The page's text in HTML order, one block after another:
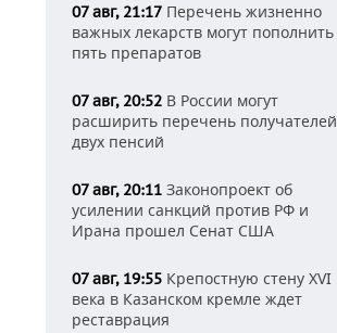
07 авг, 21:17 Перечень жизненно
важных лекарств могут пополнить
пять препаратов
07 авг, 20:52 В России могут
расширить перечень получателей
двух пенсий
07 авг, 20:11 Законопроект об
усилении санкций против РФ и
Ирана прошел Сенат США
07 авг, 19:55 Крепостную стену XVI
века в Казанском кремле ждет
реставрация